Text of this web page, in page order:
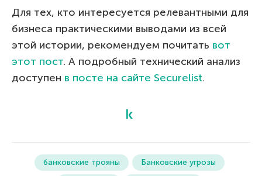
Для тех, кто интересуется релевантными для
бизнеса практическими выводами из всей
этой истории, рекомендуем почитать вот
этот пост. А подробный технический анализ
доступен в посте на сайте Securelist.
банковские трояны
Банковские угрозы